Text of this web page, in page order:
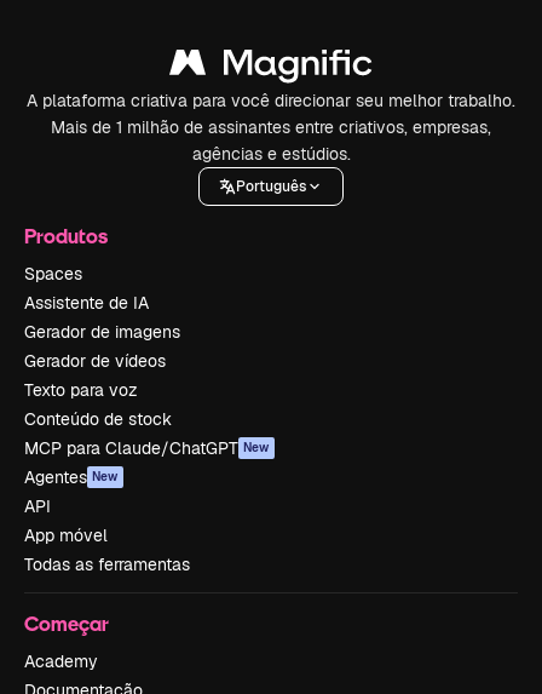
A plataforma criativa para você direcionar seu melhor trabalho.
Mais de 1 milhão de assinantes entre criativos, empresas,
agências e estúdios.
Português
Produtos
Spaces
Assistente de IA
Gerador de imagens
Gerador de vídeos
Texto para voz
Conteúdo de stock
MCP para Claude/ChatGPT New
Agentes New
API
App móvel
Todas as ferramentas
Começar
Academy